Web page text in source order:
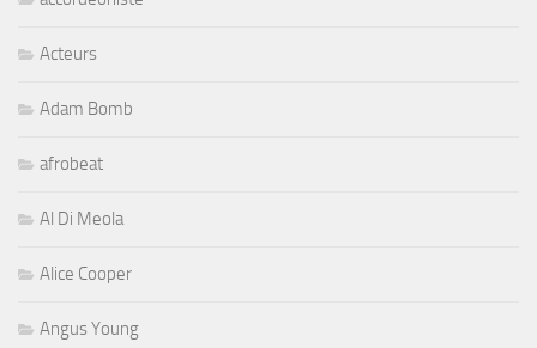
Acteurs
Adam Bomb
afrobeat
Al Di Meola
Alice Cooper
Angus Young